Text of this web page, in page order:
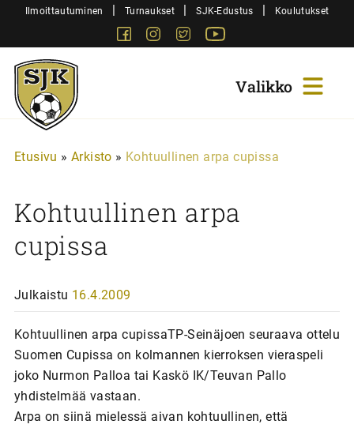
SiirryIlmoittautuminen | Turnaukset | SJK-Edustus | Koulutukset
FacebookInstagram
Twitter
Sjk-
Juniorit
Etusivu » Arkisto » Kohtuullinen arpa cupissa
Kohtuullinen arpa
cupissa
Julkaistu 16.4.2009
Kohtuullinen arpa cupissaTP-Seinäjoen seuraava ottelu
Suomen Cupissa on kolmannen kierroksen vieraspeli
joko Nurmon Palloa tai Kaskö IK/Teuvan Pallo
yhdistelmää vastaan.
Arpa on siinä mielessä aivan kohtuullinen, että